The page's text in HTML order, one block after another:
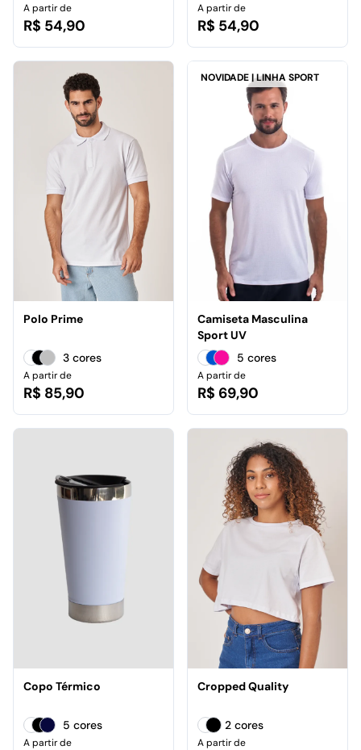
A partir de
R$ 54,90
A partir de
R$ 54,90
Polo Prime
3 cores
A partir de
R$ 85,90
NOVIDADE | LINHA SPORT
Camiseta Masculina
Sport UV
5 cores
A partir de
R$ 69,90
Copo Térmico
5 cores
A partir de
Cropped Quality
2 cores
A partir de